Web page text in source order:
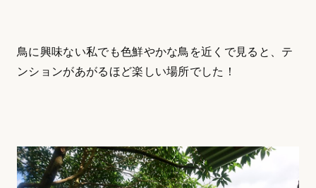
鳥に興味ない私でも色鮮やかな鳥を近くで見ると、テ
ンションがあがるほど楽しい場所でした！